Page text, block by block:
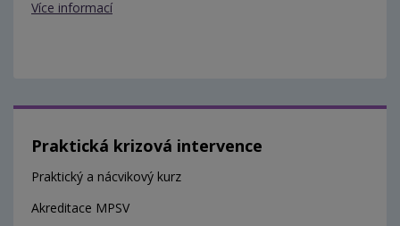
Více informací
Praktická krizová intervence
Praktický a nácvikový kurz
Akreditace MPSV